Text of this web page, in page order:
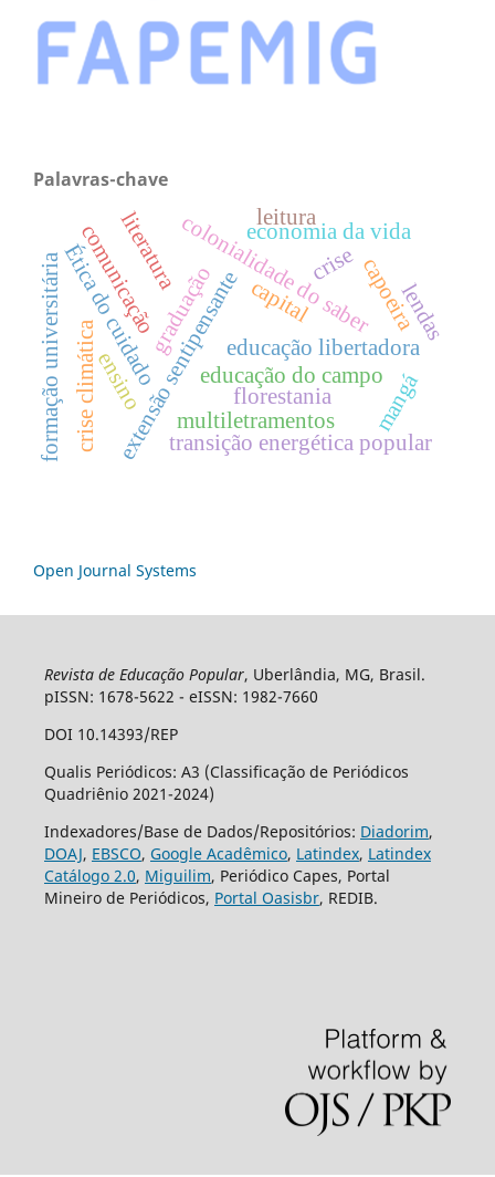
Palavras-chave
extensão sentipensantecolonialidade do saber
educação libertadora
florestania
Ética do cuidado educação do campo
economia da vida
transição energética popular
crise climática
crise
capital
multiletramentos
formação universitária ensino
graduação
literatura
comunicação
mangá
leitura
capoeira
lendas
Open Journal Systems
Revista de Educação Popular, Uberlândia, MG, Brasil.
pISSN: 1678-5622 - eISSN: 1982-7660
DOI 10.14393/REP
Qualis Periódicos: A3 (Classificação de Periódicos
Quadriênio 2021-2024)
Indexadores/Base de Dados/Repositórios: Diadorim,
DOAJ, EBSCO, Google Acadêmico, Latindex, Latindex
Catálogo 2.0, Miguilim, Periódico Capes, Portal
Mineiro de Periódicos, Portal Oasisbr, REDIB.